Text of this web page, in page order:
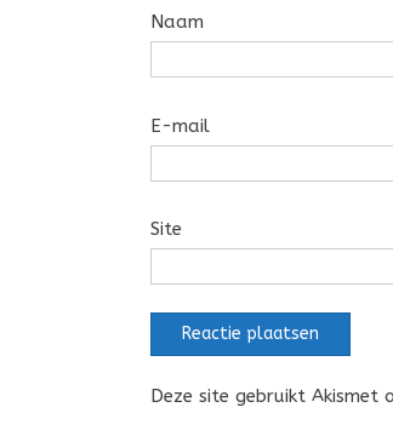
Naam
E-mail
Site
Deze site gebruikt Akismet